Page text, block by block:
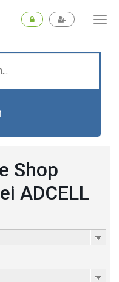
Shop
ADCELL